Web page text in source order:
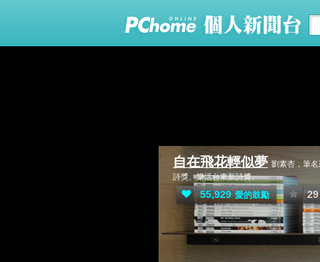
自在飛花輕似夢 劉素杏，筆
詩獎、樂活台東新詩獎。
55,929 愛的鼓勵 29